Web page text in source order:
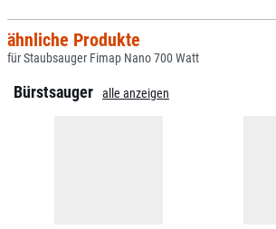
ähnliche Produkte
für Staubsauger Fimap Nano 700 Watt
Bürstsauger alle anzeigen